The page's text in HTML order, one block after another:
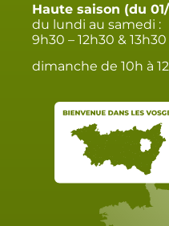
Haute saison (du
du lundi au samedi :
9h30 – 12h30 &
dimanche de 10h à